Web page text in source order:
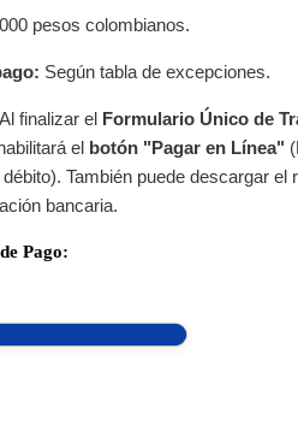
pesos colombianos.
Según tabla de excepciones.
Al finalizar el Formulario Único de
el botón "Pagar en Línea"
También puede descargar el
bancaria.
Pago: